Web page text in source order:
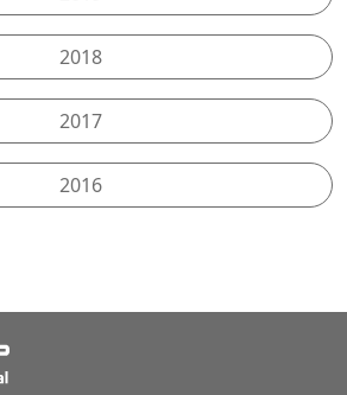
2018
2017
2016